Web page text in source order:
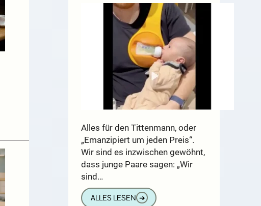
Alles für den Tittenmann, oder
„Emanzipiert um jeden Preis“.
Wir sind es inzwischen gewöhnt,
dass junge Paare sagen: „Wir
sind…
ALLES LESEN ➔